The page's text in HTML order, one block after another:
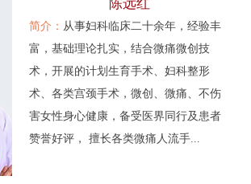
陈远红
简介： 从事妇科临床二十余年，经验丰
富，基础理论扎实，结合微痛微创技
术，开展的计划生育手术、妇科整形
术、各类宫颈手术，微创、微痛、不伤
害女性身心健康，备受医界同行及患者
赞誉好评， 擅长各类微痛人流手...